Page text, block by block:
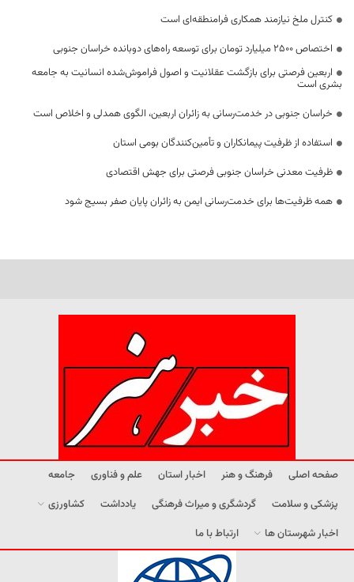
کنترل ملخ نیازمند همکاری فرامنطقه‌ای است
اختصاص 2500 میلیارد تومان برای توسعه راه‌های دوبانده خراسان جنوبی
اربعین فرصتی برای بازگشت عقلانیت و اصول فراموش‌شده انسانیت به جامعه
بشری است
خراسان جنوبی در خدمت‌رسانی به زائران اربعین، الگوی همدلی و اخلاص است
استفاده از ظرفیت پیمانکاران و تأمین‌کنندگان بومی استان
ظرفیت معدنی خراسان جنوبی فرصتی برای جهش اقتصادی
همه ظرفیت‌ها برای خدمت‌رسانی ایمن به زائران پایان صفر بسیج شود
صفحه اصلی فرهنگ و هنر اخبار استان علم و فناوری
جامعه
پزشکی و سلامت
گردشگری و میراث فرهنگی یادداشت
کشاورزی
اخبار شهرستان ها
ارتباط با ما